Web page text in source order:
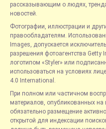
рассказывающим о людях,
новостей.
Фотографии, иллюстрации и
правообладателям.
Images, допускается
разрешения фотоагентства
логотипом «Styler» или
использоваться на условиях
4.0 International.
При полном или частичном
материалов, опубликованных на
обязательно размещение
открытой для индексации